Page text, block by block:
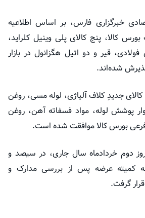
خبرگزاری فارس، بر اساس اطلاعیه
کالا، پنج کالا‌ی پلی وینیل کلراید،
قیر و دو اتیل هگزانول در بازار
شده‌اند.
جدیدِ کلاف آلیاژی، لوله مسی، روغن
پوشش لوله، مواد فسفاته آهن، روغن
فرعی بورس کالا موافقت شده است.
دوم خردادماه سال جاری، در سیصد و
کمیته عرضه پس از بررسی مدارک و
گرفت.